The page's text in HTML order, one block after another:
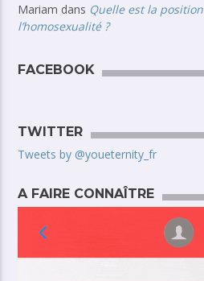
Mariam dans Quelle est la position
l’homosexualité ?
FACEBOOK
TWITTER
Tweets by @youeternity_fr
A FAIRE CONNAÎTRE